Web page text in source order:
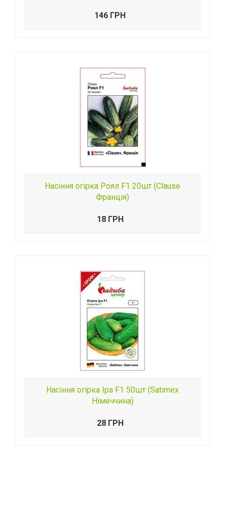
146 ГРН
Насіння огірка Роял F1 20шт (Clause
Франція)
18 ГРН
Насіння огірка Іра F1 50шт (Satimex
Німеччина)
28 ГРН